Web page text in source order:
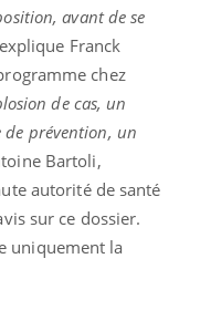
avant de se
explique Franck
chez
de cas, un
prévention, un
Bartoli,
autorité de santé
sur ce dossier.
uniquement la